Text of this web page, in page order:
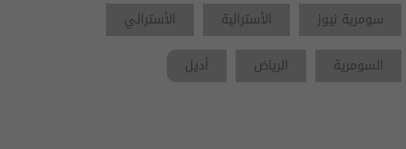
سومرية نيوز
الأسترالية
الأسترالي
السومرية
الرياض أديل